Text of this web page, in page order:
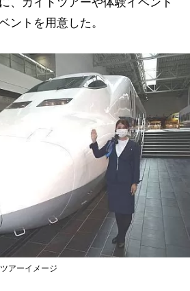
ントを用意した。
アーイメージ